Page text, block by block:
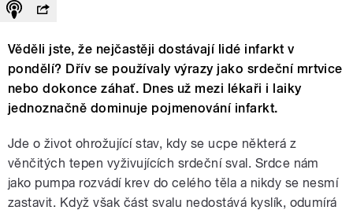
Věděli jste, že nejčastěji dostávají lidé infarkt v
pondělí? Dřív se používaly výrazy jako srdeční mrtvice
nebo dokonce záhať. Dnes už mezi lékaři i laiky
jednoznačně dominuje pojmenování infarkt.
Jde o život ohrožující stav, kdy se ucpe některá z
věnčitých tepen vyživujících srdeční sval. Srdce nám
jako pumpa rozvádí krev do celého těla a nikdy se nesmí
zastavit. Když však část svalu nedostává kyslík, odumírá